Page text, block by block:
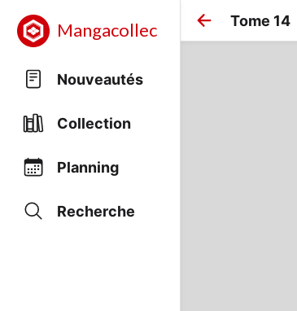
Mangacollec
Nouveautés
Collection
Planning
Recherche
Tome 14